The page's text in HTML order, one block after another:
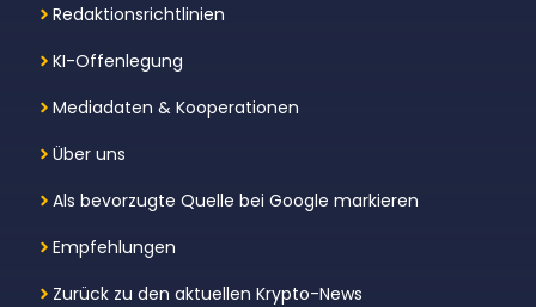
Redaktionsrichtlinien
KI-Offenlegung
Mediadaten & Kooperationen
Über uns
Als bevorzugte Quelle bei Google markieren
Empfehlungen
Zurück zu den aktuellen Krypto-News